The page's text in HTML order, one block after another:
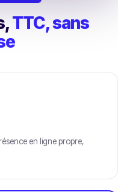
TTC, sans
en ligne propre,